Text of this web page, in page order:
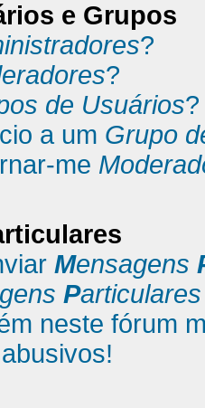
e Grupos
?
?
de Usuários?
a um Grupo
me
Mensagens
Particulares
neste fórum